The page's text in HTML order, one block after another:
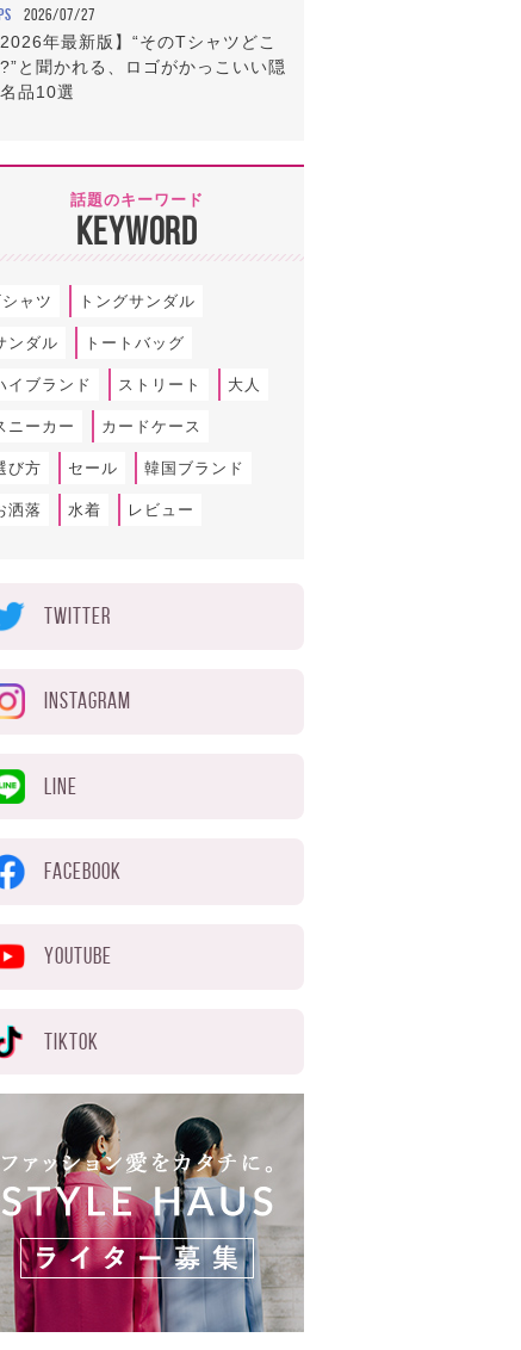
2026/07/27
2026年最新版】“そのTシャツどこ
と聞かれる、ロゴがかっこいい隠
品10選
話題のキーワード
KEYWORD
ャツ トングサンダル
ンダル トートバッグ
イブランド ストリート 大人
ニーカー カードケース
び方 セール 韓国ブランド
洒落 水着 レビュー
TWITTER
INSTAGRAM
LINE
FACEBOOK
YOUTUBE
TIKTOK